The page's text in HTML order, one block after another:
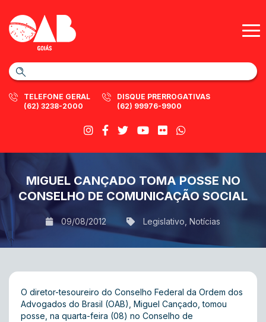
TELEFONE GERAL
(62) 3238-2000
DISQUE PRERROGATIVAS
(62) 99976-9900
MIGUEL CANÇADO TOMA POSSE NO
CONSELHO DE COMUNICAÇÃO SOCIAL
09/08/2012 Legislativo Notícias
O diretor-tesoureiro do Conselho Federal da Ordem dos
Advogados do Brasil (OAB), Miguel Cançado, tomou
posse, na quarta-feira (08) no Conselho de